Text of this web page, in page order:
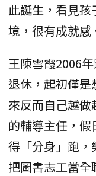
此誕生，看見
境，很有成就感
王陳雪霞2006
退休，起初僅
來反而自己越
的輔導主任，
得「分身」跑，
把圖書志工當全